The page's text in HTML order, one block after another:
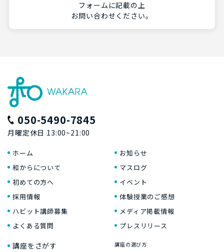
フォームに記載の上
お問い合わせください。
050-5490-7845
月曜定休日 13:00~21:00
ホーム
和からについて
初めての方へ
採用情報
ハビット講師募集
よくある質問
お知らせ
マスログ
イベント
体験授業のご感想
メディア掲載情報
プレスリリース
講座をさがす
講座の選び方